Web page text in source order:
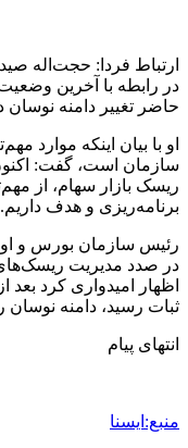
ارتباط فردا: حجت‌اله
در رابطه با آخرین
حاضر تغییر دامنه
او با بیان اینکه موارد
سازمان است، گفت:
ریسک بازار سهام، از
برنامه‌ریزی و هدف داریم.
رئیس سازمان بورس و
در صدد مدیریت
اظهار امیدواری کرد بعد
ثبات رسید، دامنه
انتهای پیام
منبع:ایسنا